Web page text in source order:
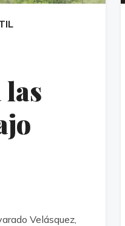
Velásquez,